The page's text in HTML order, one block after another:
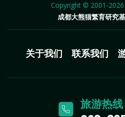
Copyright © 2001-
成都大熊猫繁育研究
关于我们 联系我们
旅游热线